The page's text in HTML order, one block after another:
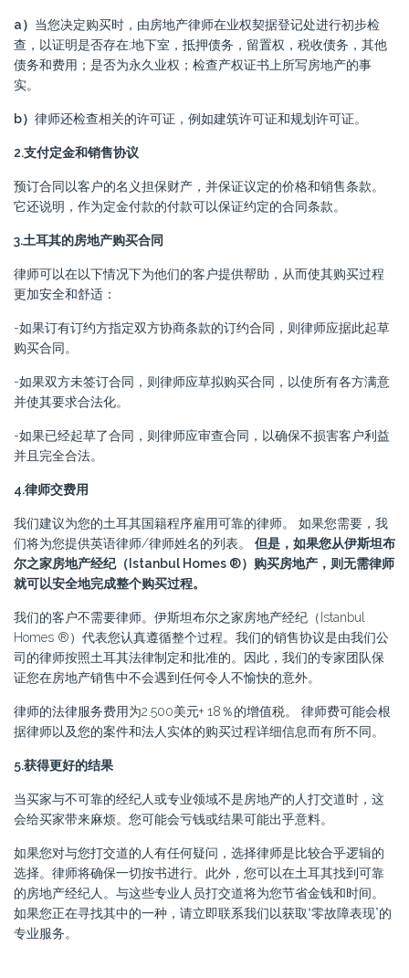
a） 当您决定购买时，由房地产律师在业权契据登记处进行初步检
查，以证明是否存在;地下室，抵押债务，留置权，税收债务，其他
债务和费用；是否为永久业权；检查产权证书上所写房地产的事
实。
b） 律师还检查相关的许可证，例如建筑许可证和规划许可证。
2.支付定金和销售协议
预订合同以客户的名义担保财产，并保证议定的价格和销售条款。
它还说明，作为定金付款的付款可以保证约定的合同条款。
3.土耳其的房地产购买合同
律师可以在以下情况下为他们的客户提供帮助，从而使其购买过程
更加安全和舒适：
-如果订有订约方指定双方协商条款的订约合同，则律师应据此起草
购买合同。
-如果双方未签订合同，则律师应草拟购买合同，以使所有各方满意
并使其要求合法化。
-如果已经起草了合同，则律师应审查合同，以确保不损害客户利益
并且完全合法。
4.律师交费用
我们建议为您的土耳其国籍程序雇用可靠的律师。 如果您需要，我
们将为您提供英语律师/律师姓名的列表。 但是，如果您从伊斯坦布
尔之家房地产经纪（Istanbul Homes ®）购买房地产，则无需律师
就可以安全地完成整个购买过程。
我们的客户不需要律师。伊斯坦布尔之家房地产经纪（Istanbul
Homes ®）代表您认真遵循整个过程。我们的销售协议是由我们公
司的律师按照土耳其法律制定和批准的。因此，我们的专家团队保
证您在房地产销售中不会遇到任何令人不愉快的意外。
律师的法律服务费用为2.500美元+ 18％的增值税。 律师费可能会根
据律师以及您的案件和法人实体的购买过程详细信息而有所不同。
5.获得更好的结果
当买家与不可靠的经纪人或专业领域不是房地产的人打交道时，这
会给买家带来麻烦。您可能会亏钱或结果可能出乎意料。
如果您对与您打交道的人有任何疑问，选择律师是比较合乎逻辑的
选择。律师将确保一切按书进行。此外，您可以在土耳其找到可靠
的房地产经纪人。与这些专业人员打交道将为您节省金钱和时间。
如果您正在寻找其中的一种，请立即联系我们以获取“零故障表现”的
专业服务。